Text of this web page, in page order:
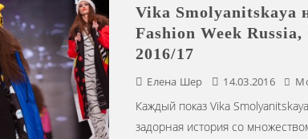
Vika Smolyanitskaya
Fashion Week
2016/17
Елена Шер 14.03.2016
Каждый показ Vika
задорная история со